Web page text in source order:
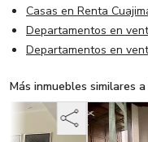
Casas en Renta
Departamentos en
Departamentos en
Más inmuebles similares